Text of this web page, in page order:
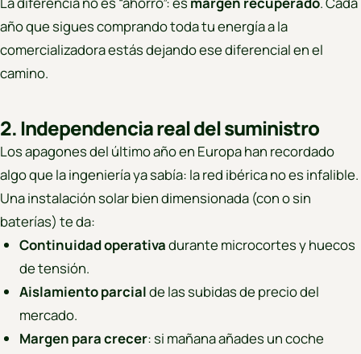
año que sigues comprando toda tu energía a la
comercializadora estás dejando ese diferencial en el
camino.
2. Independencia real del suministro
Los apagones del último año en Europa han recordado
algo que la ingeniería ya sabía: la red ibérica no es infalible.
Una instalación solar bien dimensionada (con o sin
baterías) te da:
Continuidad operativadurante microcortes y huecos
de tensión.
Aislamiento parcialde las subidas de precio del
mercado.
Margen para crecer: si mañana añades un coche